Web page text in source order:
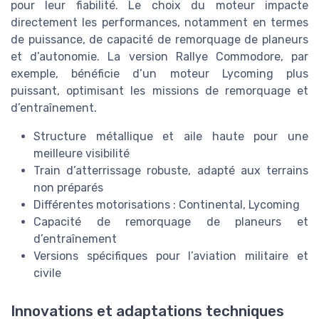
pour leur fiabilité. Le choix du moteur impacte
directement les performances, notamment en termes
de puissance, de capacité de remorquage de planeurs
et d’autonomie. La version Rallye Commodore, par
exemple, bénéficie d’un moteur Lycoming plus
puissant, optimisant les missions de remorquage et
d’entraînement.
Structure métallique et aile haute pour une
meilleure visibilité
Train d’atterrissage robuste, adapté aux terrains
non préparés
Différentes motorisations : Continental, Lycoming
Capacité de remorquage de planeurs et
d’entraînement
Versions spécifiques pour l’aviation militaire et
civile
Innovations et adaptations techniques